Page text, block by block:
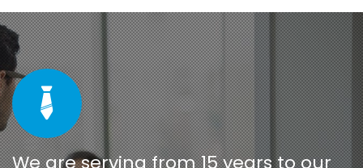
We are serving from 15 years to our